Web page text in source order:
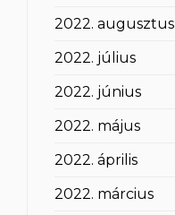
2022. augusztus
2022. július
2022. június
2022. május
2022. április
2022. március